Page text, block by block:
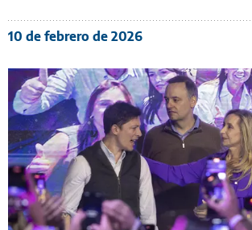
10 de febrero de 2026